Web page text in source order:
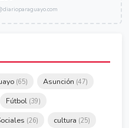
(65) Asunción (47)
Fútbol (39)
(26) cultura (25)